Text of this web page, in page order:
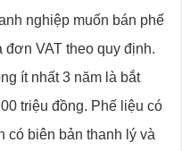
nghiệp muốn bán phế
đơn VAT theo quy định.
ít nhất 3 năm là bắt
triệu đồng. Phế liệu có
có biên bản thanh lý và